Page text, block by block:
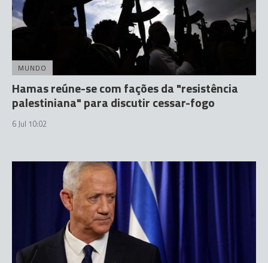
MUNDO
Hamas reúne-se com fações da "resistência
palestiniana" para discutir cessar-fogo
6 Jul 10:02